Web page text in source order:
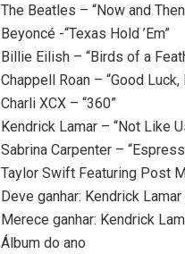
The Beatles – “Now and
Beyoncé -“Texas Hold ’Em”
Billie Eilish – “Birds of a
Chappell Roan – “Good Luck,
Charli XCX – “360”
Kendrick Lamar – “Not Like
Sabrina Carpenter –
Taylor Swift Featuring Post
Deve ganhar: Kendrick
Merece ganhar: Kendrick
Álbum do ano